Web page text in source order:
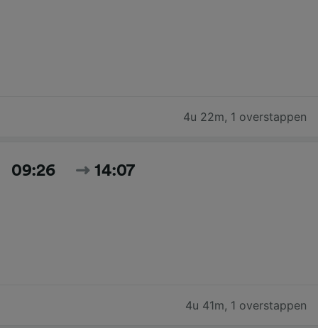
4u 22m, 1 overstappen
09:26 14:07
4u 41m, 1 overstappen